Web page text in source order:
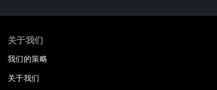
关于我们
我们的策略
关于我们